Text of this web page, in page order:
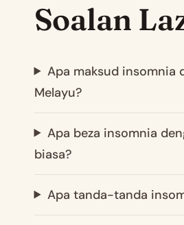
Soalan
Apa maksud insomnia
Melayu?
Apa beza insomnia
biasa?
Apa tanda-tanda